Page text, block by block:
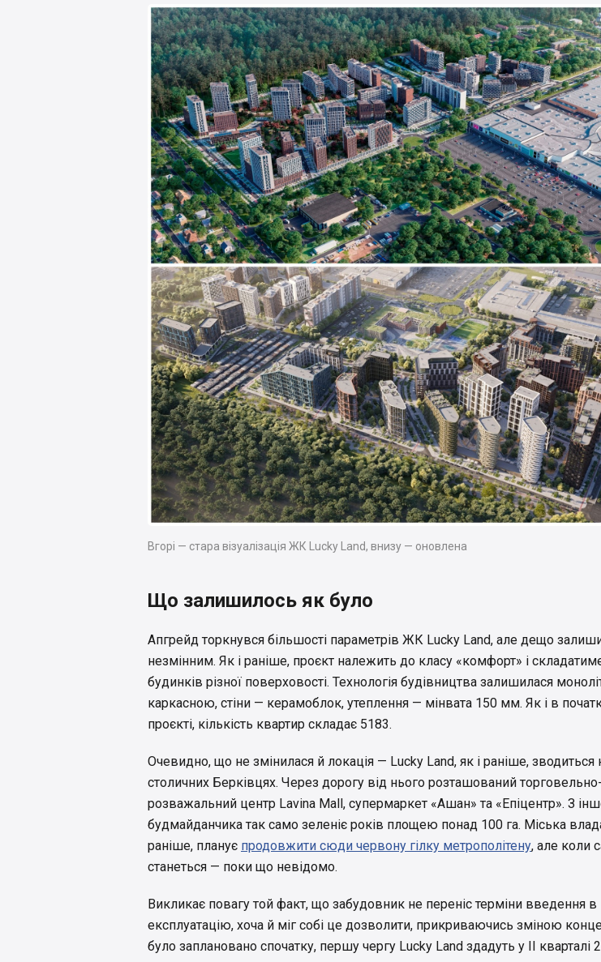
Вгорі — стара візуалізація ЖК Lucky Land, внизу — оновлена
Що залишилось як було
Апгрейд торкнувся більшості параметрів ЖК Lucky Land, але дещо
незмінним. Як і раніше, проєкт належить до класу «комфорт» і
будинків різної поверховості. Технологія будівництва залишилася
каркасною, стіни — керамоблок, утеплення — мінвата 150 мм. Як і в
проєкті, кількість квартир складає 5183.
Очевидно, що не змінилася й локація — Lucky Land, як і раніше, зводиться
столичних Берківцях. Через дорогу від нього розташований торговельно-
розважальний центр Lavina Mall, супермаркет «Ашан» та «Епіцентр». З
будмайданчика так само зеленіє років площею понад 100 га. Міська
раніше, планує продовжити сюди червону гілку метрополітену, але коли
станеться — поки що невідомо.
Викликає повагу той факт, що забудовник не переніс терміни введення в
експлуатацію, хоча й міг собі це дозволити, прикриваючись зміною
було заплановано спочатку, першу чергу Lucky Land здадуть у ІІ кварталі